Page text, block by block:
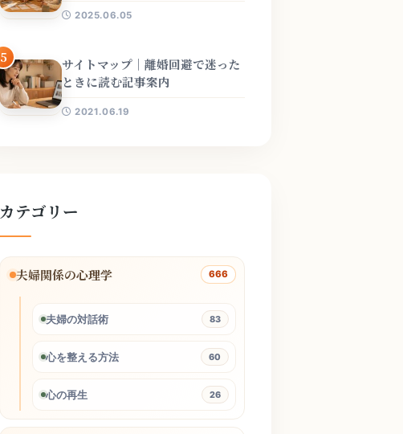
2025.06.05
5
サイトマップ｜離婚回避で迷った
ときに読む記事案内
2021.06.19
カテゴリー
夫婦関係の心理学 666
夫婦の対話術 83
心を整える方法 60
心の再生 26